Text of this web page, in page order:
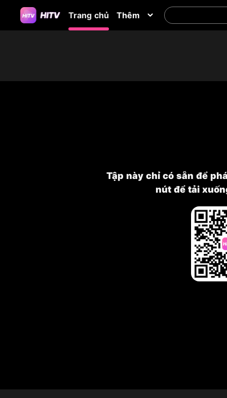
Trang chủ Thêm
Tập này chỉ có sẵn để
nút để tải